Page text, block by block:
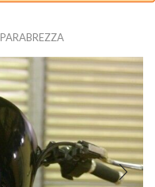
PARABREZZA